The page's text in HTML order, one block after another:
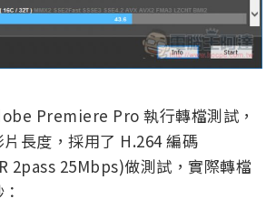
Premiere Pro 執行轉檔測試，
長度，採用了 H.264 編碼
2pass 25Mbps)做測試，實際轉檔